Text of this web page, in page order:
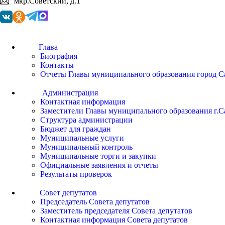
Глава
Биография
Контакты
Отчеты Главы муниципального образования город
Администрация
Контактная информация
Заместители Главы муниципального образования
Структура администрации
Бюджет для граждан
Муниципальные услуги
Муниципальный контроль
Муниципальные торги и закупки
Официальные заявления и отчеты
Результаты проверок
Совет депутатов
Председатель Совета депутатов
Заместитель председателя Совета депутатов
Контактная информация Совета депутатов